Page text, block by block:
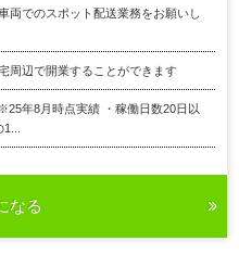
両でのスポット配送業務をお願いし
周辺で開業することができます
年8月時点実績 ・稼働日数20日以
なる